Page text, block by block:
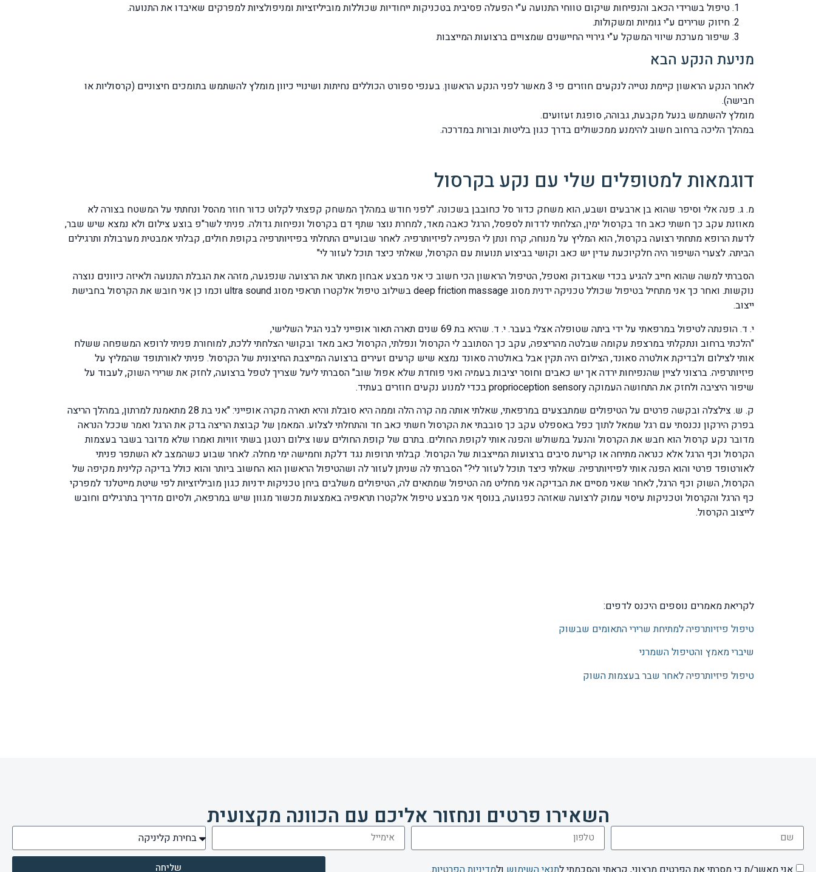
טיפול בשרידי הכאב והנפיחות שיקום טווחי התנועה ע"י הפעלה פסיבית בטכניקות ייחודיות שכוללות מוביליזציות ומניפולציות למפרקים שאיבדו את התנועה.
חיזוק שרירים ע"י גומיות ומשקולות.
שיפור מערכת שיווי המשקל ע"י גירויי החיישנים שמצויים ברצועות המייצבות
מניעת הנקע הבא
לאחר הנקע הראשון קיימת נטייה לנקעים חוזרים פי 3 מאשר לפני הנקע הראשון. בענפי ספורט הכוללים נחיתות ושינויי כיוון מומלץ להשתמש בתומכים חיצוניים (קרסוליות או
חבישה).
מומלץ להשתמש בנעל מקבעת, גבוהה, סופגת זעזועים.
במהלך הליכה ברחוב חשוב להימנע ממכשולים בדרך כגון בליטות ובורות במדרכה.
דוגמאות למטופלים שלי עם נקע בקרסול
מ. ג. פנה אלי וסיפר שהוא בן ארבעים ושבע, הוא משחק כדור סל כחובבן בשכונה. "לפני חודש במהלך המשחק קפצתי לקלוט כדור חוזר מהסל ונחתתי על המשטח בצורה לא
מאוזנת עקב כך חשתי כאב חד בקרסול ימין, הצלחתי לדדות לספסל, הרגל כאבה מאד, למחרת נוצר שתף דם בקרסול ונפיחות גדולה. פניתי לשר"פ בוצע צילום ולא נמצא שיש שבר,
לדעת הרופא מתחתי רצועה בקרסול, הוא המליץ על מנוחה, קרח ונתן לי הפנייה לפיזיותרפיה. לאחר שבועיים התחלתי בפיזיותרפיה בקופת חולים, קבלתי אמבטית מערבולת ותרגילים
הביתה. לצערי השיפור היה חלקיוכעת עדין יש כאב וקושי בביצוע תנועות עם הקרסול, שאלתי כיצד תוכל לעזור לי"
הסברתי למשה שהוא חייב להגיע בכדי שאבדוק ואטפל, הטיפול הראשון הכי חשוב כי אני מבצע אבחון מאתר את הרצועה שנפגעה, מזהה את הגבלת התנועה ולאיזה כיוונים נוצרה
נוקשות. ואחר כך אני מתחיל בטיפול שכולל טכניקה ידנית מסוג deep friction massage בשילוב טיפול אלקטרו תראפי מסוג ultra sound וכמו כן אני חובש את הקרסול בחבישת
ייצוב.
י. ד. הופנתה לטיפול במרפאתי על ידי ביתה שטופלה אצלי בעבר. י. ד. שהיא בת 69 שנים תארה תאור אופייני לבני הגיל השלישי,
"הלכתי ברחוב ונתקלתי במרצפת עקומה שבלטה מהריצפה, עקב כך הסתובב לי הקרסול ונפלתי, הקרסול כאב מאד ובקושי הצלחתי ללכת, למוחורת פניתי לרופא המשפחה ששלח
אותי לצילום ולבדיקת אולטרה סאונד, הצילום היה תקין אבל באולטרה סאונד נמצא שיש קרעים זעירים ברצועה המייצבת החיצונית של הקרסול. פניתי לאורתופד שהמליץ על
פיזיותרפיה. ברצוני לציין שהנפיחות ירדה אך יש כאבים וחוסר יציבות בעמיה ואני פוחדת שלא אפול שוב" הסברתי ליעל שצריך לטפל ברצועה, לחזק את שרירי השוק, לעבוד על
שיפור היציבה ולחזק את התחושה העמוקה proprioception sensory בכדי למנוע נקעים חוזרים בעתיד.
ק. ש. צילצלה ובקשה פרטים על הטיפולים שמתבצעים במרפאתי, שאלתי אותה מה קרה הלה וממה היא סובלת והיא תארה מקרה אופייני: "אני בת 28 מתאמנת למרתון, במהלך הריצה
בפרק הירקון נכנסתי עם רגל שמאל לתוך כפל באספלט עקב כך סובבתי את הקרסול חשתי כאב חד והתחלתי לצלוע. המאמן של קבוצת הריצה בדק את הרגל ואמר שככל הנראה
מדובר נקע קרסול הוא חבש את הקרסול והנעל במשולש והפנה אותי לקופת החולים. בתרם של קופת החולים עשו צילום רנטגן בשתי זוויות ואמרו שלא מדובר בשבר בעצמות
הקרסול וכף הרגל אלא כנראה מתיחה או קריעת סיבים ברצועות המייצבות של הקרסול. קבלתי תרופות נגד דלקת וחמישה ימי מחלה. לאחר שבוע כשהמצב לא השתפר פניתי
לאורטופד פרטי והוא הפנה אותי לפיזיותרפיה. שאלתי כיצד תוכל לעזור לי?" הסברתי לה שניתן לעזור לה ושהטיפול הראשון הוא החשוב ביותר והוא כולל בדיקה קלינית מקיפה של
הקרסול, השוק וכף הרגל, לאחר שאני מסיים את הבדיקה אני מחליט מה הטיפול שמתאים לה, הטיפולים משלבים ביחן טכניקות ידניות כגון מוביליזציות לפי שיטת מייטלנד למפרקי
כף הרגל והקרסול וטכניקות עיסוי עמוק לרצועה שאזהה כפגועה, בנוסף אני מבצע טיפול אלקטרו תראפיה באמצעות מכשור מגוון שיש במרפאה, ולסיום מדריך בתרגילים וחובש
לייצוב הקרסול.
לקריאת מאמרים נוספים היכנס לדפים:
טיפול פיזיותרפיה למתיחת שרירי התאומים שבשוק
שיברי מאמץ והטיפול השמרני
טיפול פיזיותרפיה לאחר שבר בעצמות השוק
השאירו פרטים ונחזור אליכם עם הכוונה מקצועית
אני מאשר/ת כי מסרתי את הפרטים מרצוני, קראתי והסכמתי לתנאי השימוש ולמדיניות הפרטיות. שליחה